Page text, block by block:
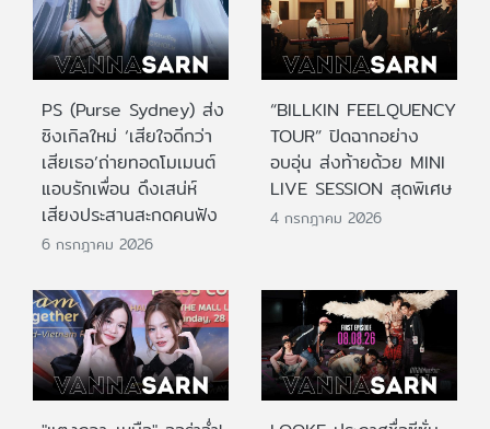
PS (Purse Sydney) ส่ง
ซิงเกิลใหม่ ‘เสียใจดีกว่า
เสียเธอ’ถ่ายทอดโมเมนต์
แอบรักเพื่อน ดึงเสน่ห์
เสียงประสานสะกดคนฟัง
6 กรกฎาคม 2026
“BILLKIN FEELQUENCY
TOUR” ปิดฉากอย่าง
อบอุ่น ส่งท้ายด้วย MINI
LIVE SESSION สุดพิเศษ
4 กรกฎาคม 2026